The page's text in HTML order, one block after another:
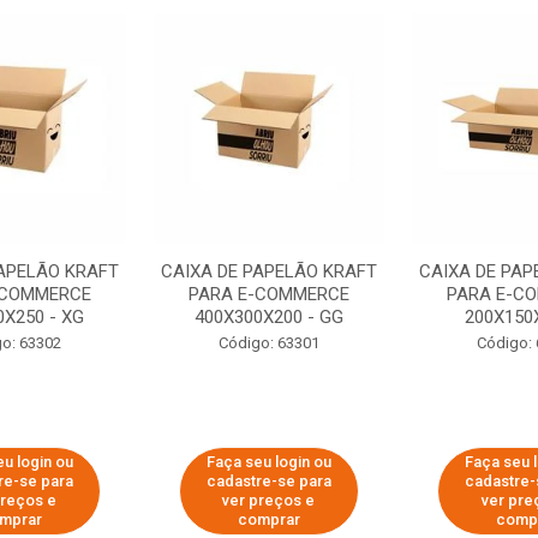
KRAFT
- XG
63302
login ou
se para
e
CAIXA DE PAPELÃO KRAFT
PARA E-COMMERCE
400X300X200 - GG
Código: 63301
Faça seu login ou
cadastre-se para
ver preços e
comprar
CAIXA DE
PARA E-
Código:
Faça seu
ver